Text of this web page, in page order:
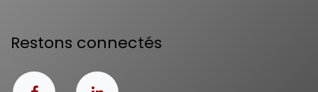
Restons connectés